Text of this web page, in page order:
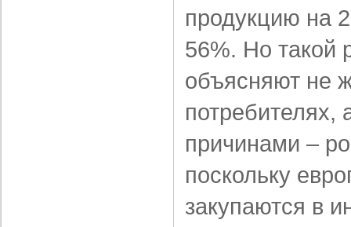
продукцию на
56%. Но такой
объясняют не
потребителях,
причинами –
поскольку
закупаются в